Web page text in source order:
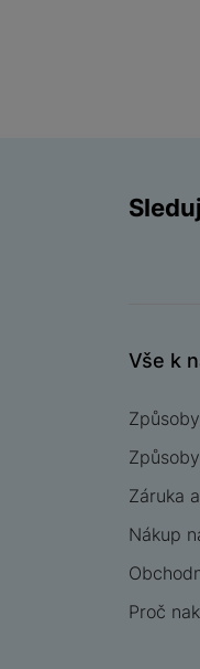
Vše k
Záruka
Nákup
Proč